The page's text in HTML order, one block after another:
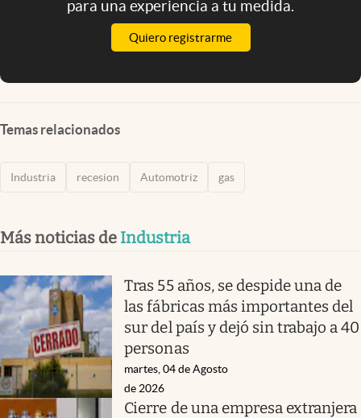
para una experiencia a tu medida.
Quiero registrarme
Temas relacionados
Industria recesion Automotriz gas
Más noticias de Industria
Tras 55 años, se despide una de
las fábricas más importantes del
sur del país y dejó sin trabajo a 40
personas
martes, 04 de Agosto
de 2026
Cierre de una empresa extranjera